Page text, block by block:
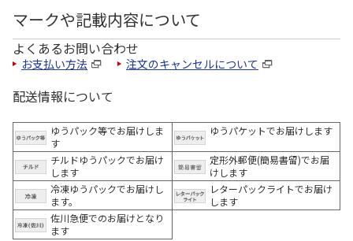
マークや記載内容について
よくあるお問い合わせ
お支払い方法 注文のキャンセルについて
配送情報について
ゆうパック等でお届けしま
す
ゆうパケットでお届けします
チルドゆうパックでお届け
します
定形外郵便(簡易書留)でお届
けします
冷凍ゆうパックでお届けし
ます。
レターパックライトでお届け
します
佐川急便でのお届けとなり
ます